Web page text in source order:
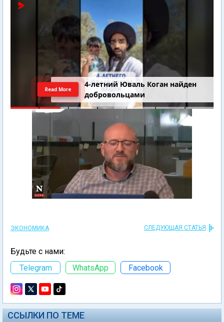
4-летний Юваль Коган найден
добровольцами
Read More
ЭКОНОМИКА СЛЕДУЮЩАЯ СТАТЬЯ
Будьте с нами:
Telegram
WhatsApp Facebook
ССЫЛКИ ПО ТЕМЕ